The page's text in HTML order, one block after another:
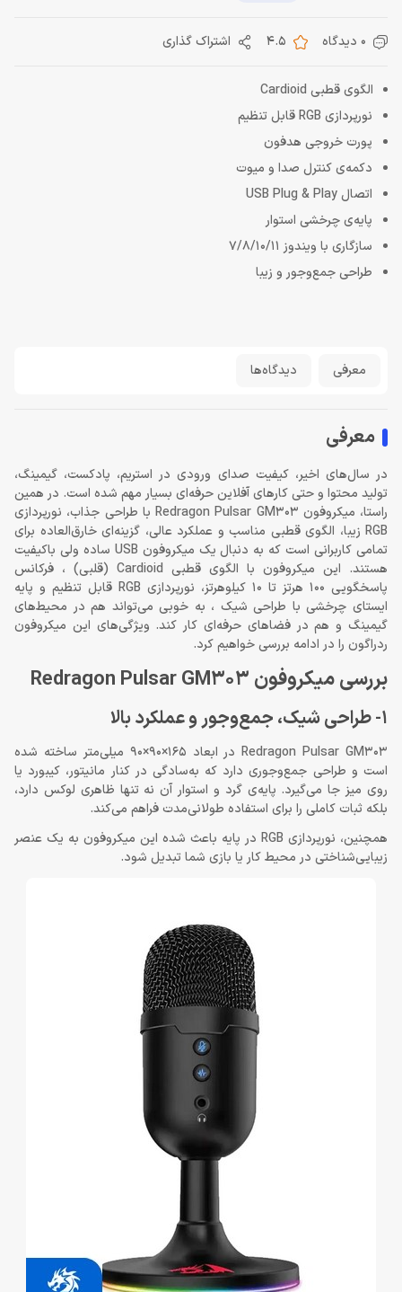
0 دیدگاه 4.5 اشتراک گذاری
الگوی قطبی Cardioid
نورپردازی RGB قابل تنظیم
پورت خروجی هدفون
دکمه‌ی کنترل صدا و میوت
اتصال USB Plug & Play
پایه‌ی چرخشی استوار
سازگاری با ویندوز 7/8/10/11
طراحی جمع‌وجور و زیبا
معرفی دیدگاه‌ها
معرفی
در سال‌های اخیر، کیفیت صدای ورودی در استریم، پادکست، گیمینگ،
تولید محتوا و حتی کارهای آفلاین حرفه‌ای بسیار مهم شده است. در همین
راستا، میکروفون Redragon Pulsar GM303 با طراحی جذاب، نورپردازی
RGB زیبا، الگوی قطبی مناسب و عملکرد عالی، گزینه‌ای خارق‌العاده برای
تمامی کاربرانی است که به دنبال یک میکروفون USB ساده ولی باکیفیت
هستند. این میکروفون با الگوی قطبی Cardioid (قلبی) ، فرکانس
پاسخگویی 100 هرتز تا 10 کیلوهرتز، نورپردازی RGB قابل تنظیم و پایه
ایستای چرخشی با طراحی شیک ، به خوبی می‌تواند هم در محیط‌های
گیمینگ و هم در فضاهای حرفه‌ای کار کند. ویژگی‌های این میکروفون
ردراگون را در ادامه بررسی خواهیم کرد.
بررسی میکروفون Redragon Pulsar GM303
1- طراحی شیک، جمع‌وجور و عملکرد بالا
Redragon Pulsar GM303 در ابعاد 165×90×90 میلی‌متر ساخته شده
است و طراحی جمع‌وجوری دارد که به‌‌سادگی در کنار مانیتور، کیبورد یا
روی میز جا می‌گیرد. پایه‌ی گرد و استوار آن نه تنها ظاهری لوکس دارد،
بلکه ثبات کاملی را برای استفاده طولانی‌مدت فراهم می‌کند.
همچنین، نورپردازی RGB در پایه باعث شده این میکروفون به یک عنصر
زیبایی‌شناختی در محیط کار یا بازی شما تبدیل شود.